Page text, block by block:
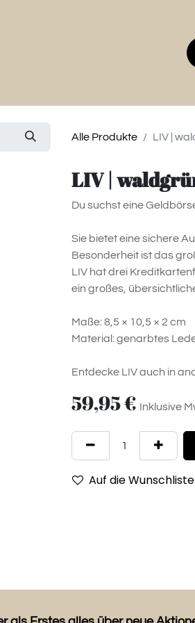
Alle Produkte LIV |
LIV |
Du suchst eine
Sie bietet eine sichere
Besonderheit ist das
LIV hat drei
ein großes,
Maße: 8,5 × 10,5 × 2 cm
Material: genarbtes
Entdecke LIV auch in
59,95€ Inklusive
Auf die Wunschliste